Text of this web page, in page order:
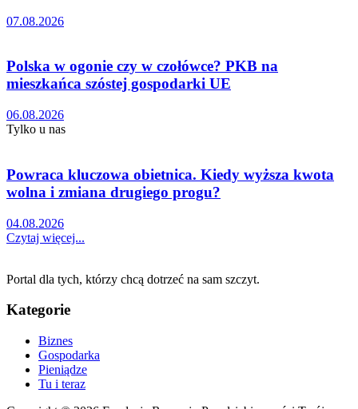
07.08.2026
Polska w ogonie czy w czołówce? PKB na
mieszkańca szóstej gospodarki UE
06.08.2026
Tylko u nas
Powraca kluczowa obietnica. Kiedy wyższa kwota
wolna i zmiana drugiego progu?
04.08.2026
Czytaj więcej...
Portal dla tych, którzy chcą dotrzeć na sam szczyt.
Kategorie
Biznes
Gospodarka
Pieniądze
Tu i teraz